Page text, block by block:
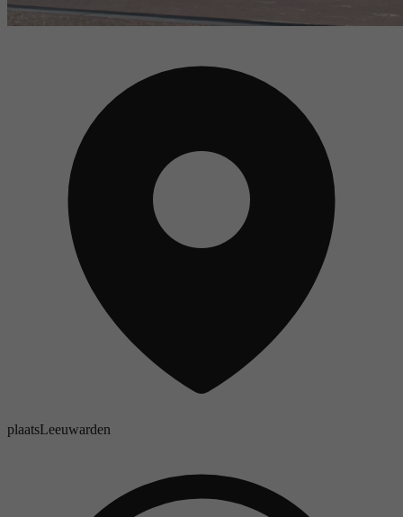
plaatsLeeuwarden